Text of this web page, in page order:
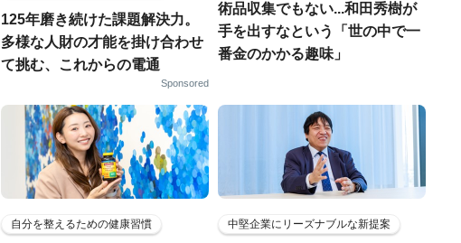
125年磨き続けた課題解決力。
多様な人財の才能を掛け合わせ
て挑む、これからの電通
Sponsored
術品収集でもない...和田秀樹が
手を出すなという「世の中で一
番金のかかる趣味」
自分を整えるための健康習慣 中堅企業にリーズナブルな新提案